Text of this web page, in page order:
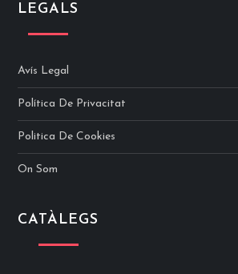
LEGALS
Avís Legal
Política De Privacitat
Politica De Cookies
On Som
CATÀLEGS